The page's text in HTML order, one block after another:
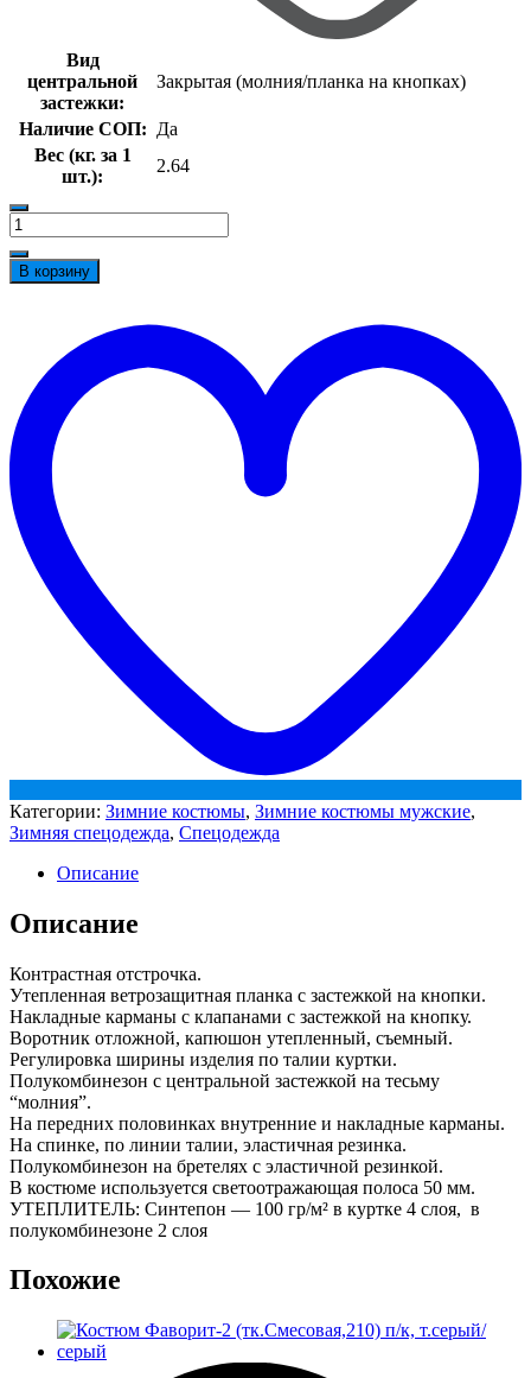
Вид
центральной
застежки:
Закрытая (молния/планка на кнопках)
Наличие СОП: Да
Вес (кг. за 1
шт.):
2.64
Количество
товара
Костюм
зимний
(тк.Смесовая,210)
ЭТАЛОН,
т.синий/
васильковый
(118214)
В корзину
Категории: Зимние костюмы, Зимние костюмы мужские,
Зимняя спецодежда, Спецодежда
Описание
Описание
Контрастная отстрочка.
Утепленная ветрозащитная планка с застежкой на кнопки.
Накладные карманы с клапанами с застежкой на кнопку.
Воротник отложной, капюшон утепленный, съемный.
Регулировка ширины изделия по талии куртки.
Полукомбинезон с центральной застежкой на тесьму
“молния”.
На передних половинках внутренние и накладные карманы.
На спинке, по линии талии, эластичная резинка.
Полукомбинезон на бретелях с эластичной резинкой.
В костюме используется светоотражающая полоса 50 мм.
УТЕПЛИТЕЛЬ: Синтепон — 100 гр/м² в куртке 4 слоя, в
полукомбинезоне 2 слоя
Похожие